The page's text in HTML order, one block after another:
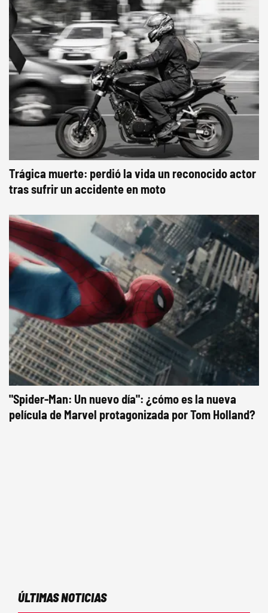
Trágica muerte: perdió la vida un reconocido actor
tras sufrir un accidente en moto
"Spider-Man: Un nuevo día": ¿cómo es la nueva
película de Marvel protagonizada por Tom Holland?
ÚLTIMAS NOTICIAS